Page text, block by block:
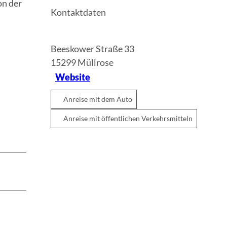
der
Kontaktdaten
Beeskower Straße 33
15299Müllrose
Website
Anreise mit dem Auto
Anreise mit öffentlichen Verkehrsmitteln